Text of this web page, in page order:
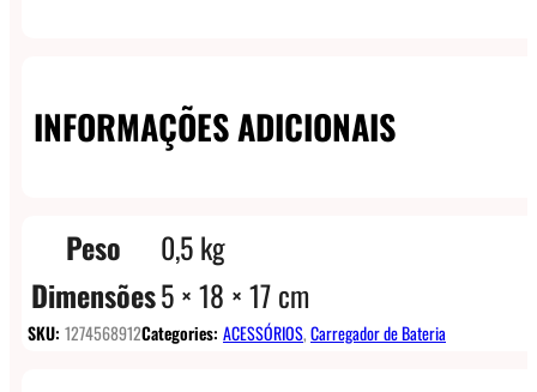
INFORMAÇÕES ADICIONAIS
Peso
0,5 kg
Dimensões5 × 18 × 17 cm
SKU: 1274568912Categories: ACESSÓRIOS,Carregador de Bateria